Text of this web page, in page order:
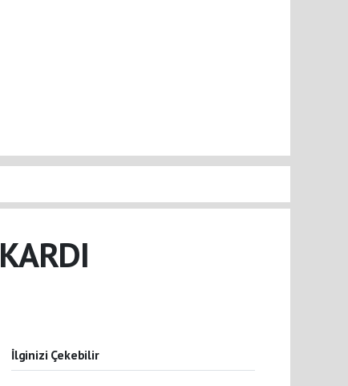
İlginizi Çekebilir